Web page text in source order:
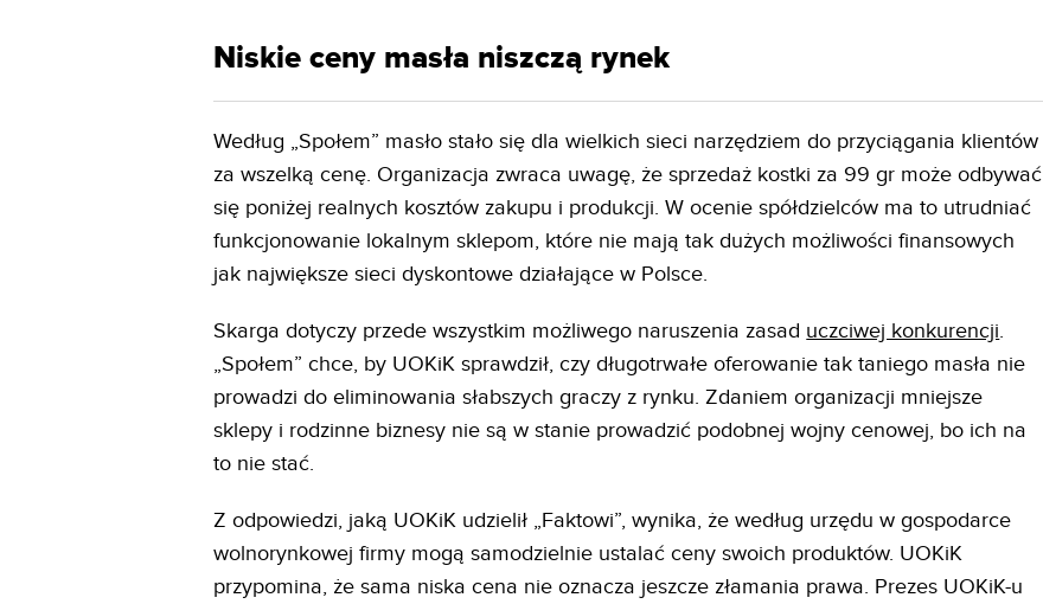
Niskie ceny masła niszczą rynek
Według „Społem” masło stało się dla wielkich sieci narzędziem do przyciągania klientów
za wszelką cenę. Organizacja zwraca uwagę, że sprzedaż kostki za 99 gr może odbywać
się poniżej realnych kosztów zakupu i produkcji. W ocenie spółdzielców ma to utrudniać
funkcjonowanie lokalnym sklepom, które nie mają tak dużych możliwości finansowych
jak największe sieci dyskontowe działające w Polsce.
Skarga dotyczy przede wszystkim możliwego naruszenia zasad uczciwej konkurencji.
„Społem” chce, by UOKiK sprawdził, czy długotrwałe oferowanie tak taniego masła nie
prowadzi do eliminowania słabszych graczy z rynku. Zdaniem organizacji mniejsze
sklepy i rodzinne biznesy nie są w stanie prowadzić podobnej wojny cenowej, bo ich na
to nie stać.
Z odpowiedzi, jaką UOKiK udzielił „Faktowi”, wynika, że według urzędu w gospodarce
wolnorynkowej firmy mogą samodzielnie ustalać ceny swoich produktów. UOKiK
przypomina, że sama niska cena nie oznacza jeszcze złamania prawa. Prezes UOKiK-u